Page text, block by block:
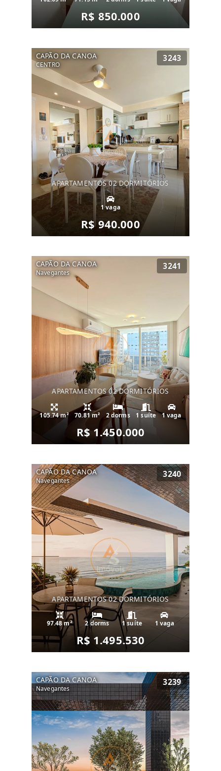
R$ 850.000
CAPÃO DA CANOA
CENTRO
3243
APARTAMENTOS 02 DORMITÓRIOS
1 vaga
R$ 940.000
CAPÃO DA CANOA
Navegantes
3241
APARTAMENTOS 02 DORMITÓRIOS
105.74 m² 70.81 m² 2 dorms 1 suíte 1 vaga
R$ 1.450.000
CAPÃO DA CANOA
Navegantes
3240
APARTAMENTOS 02 DORMITÓRIOS
97.48 m² 2 dorms 1 suíte 1 vaga
R$ 1.495.530
CAPÃO DA CANOA
Navegantes
3239